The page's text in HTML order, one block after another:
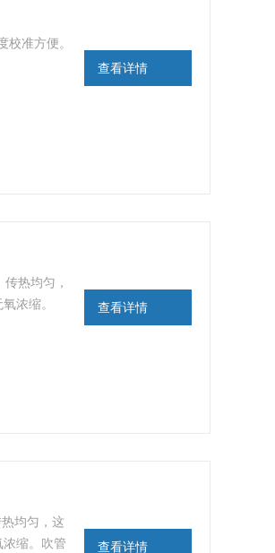
准方便。
查看详情
热均匀，
浓缩。
查看详情
均匀，这
缩。吹管
查看详情